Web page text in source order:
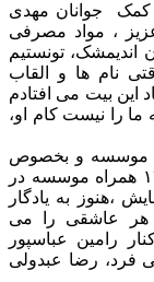
کمک جوانان مهدی
، مواد مصرفی
تونستیم
نام ها و القاب
این بیت می افتادم
را نیست کام او،
موسسه و بخصوص
آن جوان / آقا رامین عباسپور که از سال ۱۳۸۲ همراه موسسه در
،هنوز به یادگار
هر عاشقی را می
رامین عباسپور
فرد، رضا عبدولی